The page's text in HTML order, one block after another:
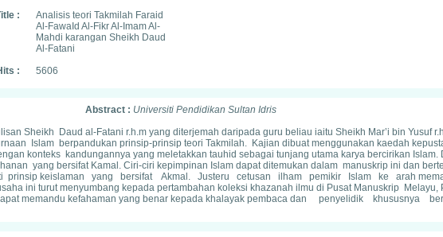
:
Analisis teori Takmilah Faraid
Al-FawaId Al-Fikr Al-Imam Al-
Mahdi karangan Sheikh Daud
Al-Fatani
:
5606
Abstract : Universiti Pendidikan Sultan Idris
Sheikh Daud al-Fatani r.h.m yang diterjemah daripada guru beliau iaitu Sheikh Mar’i bin Yusuf
Islam berpandukan prinsip-prinsip teori Takmilah. Kajian dibuat menggunakan kaedah
konteks kandungannya yang meletakkan tauhid sebagai tunjang utama karya bercirikan
yang bersifat Kamal. Ciri-ciri kepimpinan Islam dapat ditemukan dalam manuskrip ini dan
prinsip keislaman yang bersifat Akmal. Justeru cetusan ilham pemikir Islam ke arah
ini turut menyumbang kepada pertambahan koleksi khazanah ilmu di Pusat Manuskrip
memandu kefahaman yang benar kepada khalayak pembaca dan penyelidik